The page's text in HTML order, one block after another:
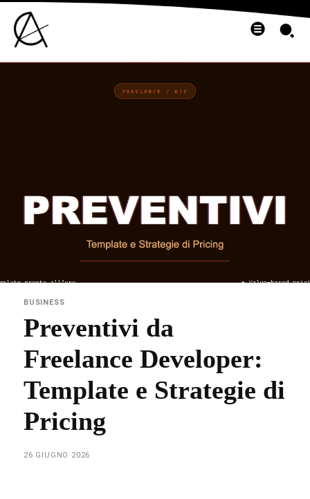
BUSINESS
Preventivi da
Freelance Developer:
Template e Strategie di
Pricing
26 GIUGNO 2026